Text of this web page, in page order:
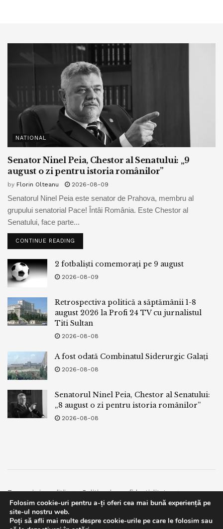
NATIONAL
Senator Ninel Peia, Chestor al Senatului: „9
august o zi pentru istoria românilor”
by Florin Olteanu 2026-08-09
Senatorul Ninel Peia este senator de Prahova, membru al
grupului senatorial Pace! Întâi România. Este Chestor al
Senatului, face parte...
CONTINUE READING
2 fotbaliști comemorați pe 9 august
2026-08-09
Retrospectiva politică a săptămânii 1-8
august 2026 la Profi 24 TV cu jurnalistul
Titi Sultan
2026-08-08
A fost odată Combinatul Siderurgic Galați
2026-08-08
Senatorul Ninel Peia, Chestor al Senatului:
„8 august o zi pentru istoria românilor”
2026-08-08
Termeni si conditii
Politica de confidentialitate
Facebook
Contact
© 2019bpnews- Business & Politics Newsbpnews.
Folosim cookie-uri pentru a-ți oferi cea mai bună experiență pe
site-ul nostru web.
Poți să afli mai multe despre cookie-urile pe care le folosim sau